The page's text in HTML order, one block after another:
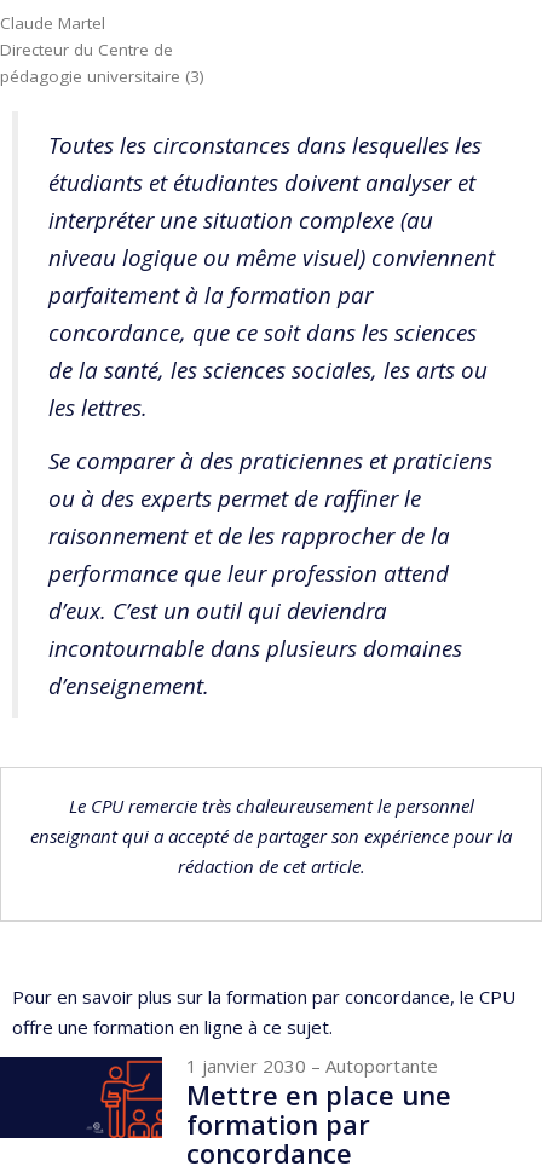
Claude Martel
Directeur du Centre de
pédagogie universitaire (3)
Toutes les circonstances dans lesquelles les
étudiants et étudiantes doivent analyser et
interpréter une situation complexe (au
niveau logique ou même visuel) conviennent
parfaitement à la formation par
concordance, que ce soit dans les sciences
de la santé, les sciences sociales, les arts ou
les lettres.
Se comparer à des praticiennes et praticiens
ou à des experts permet de raffiner le
raisonnement et de les rapprocher de la
performance que leur profession attend
d’eux. C’est un outil qui deviendra
incontournable dans plusieurs domaines
d’enseignement.
Le CPU remercie très chaleureusement le personnel
enseignant qui a accepté de partager son expérience pour la
rédaction de cet article.
Pour en savoir plus sur la formation par concordance, le CPU
offre une formation en ligne à ce sujet.
1 janvier 2030 – Autoportante
Mettre en place une
formation par
concordance